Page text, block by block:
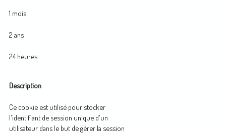
1 mois
2 ans
24 heures
Description
Ce cookie est utilisé pour stocker
l'identifiant de session unique d'un
utilisateur dans le but de gérer la session